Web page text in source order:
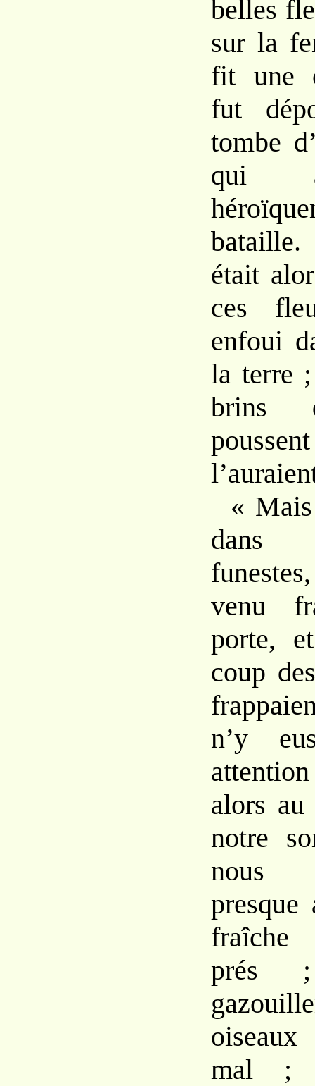
belles
sur la
fit une
fut
tombe
qui
était
ces
enfoui
la terre
brins
«
dans
venu
porte,
coup
n’y
alors au
notre
nous
presque
fraîche
prés
mal ;